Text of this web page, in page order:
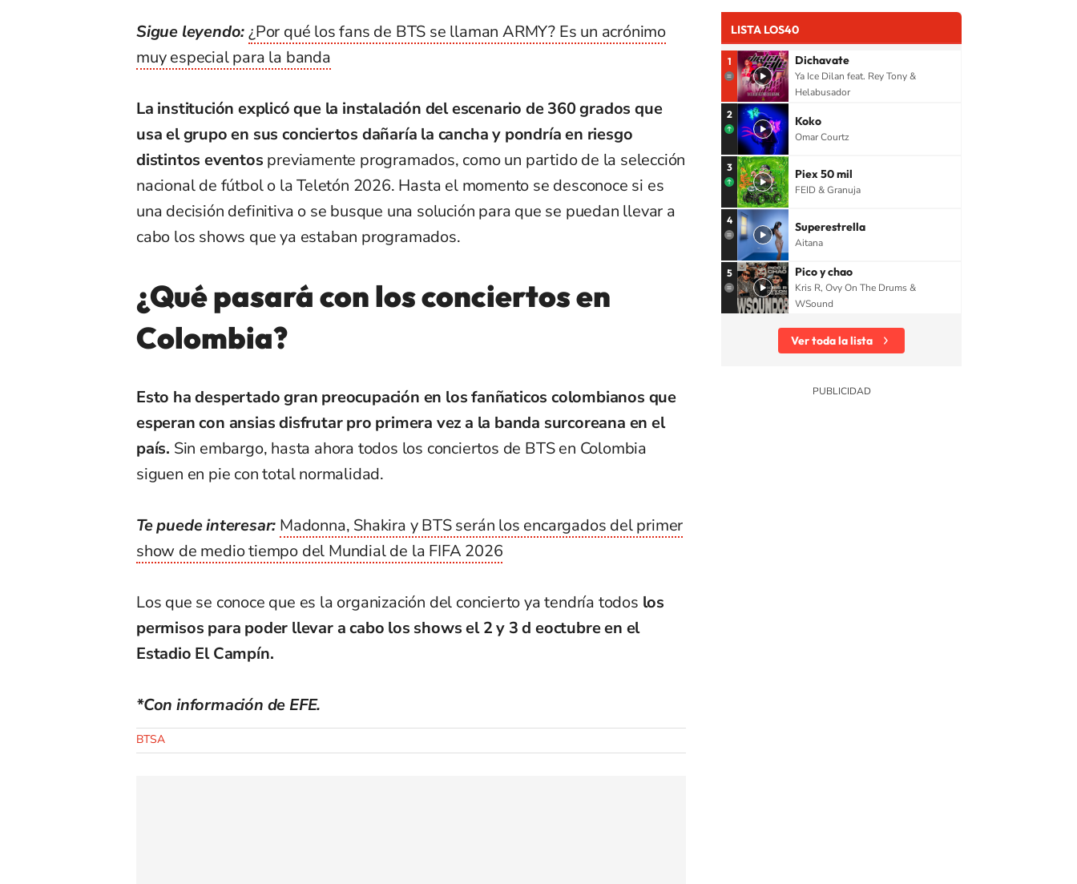
Sigue leyendo:¿Por qué los fans de BTS se llaman ARMY? Es un acrónimo
muy especial para la banda
La institución explicó que la instalación del escenario de 360 grados que
usa el grupo en sus conciertos dañaría la cancha y pondría en riesgo
distintos eventos previamente programados, como un partido de la selección
nacional de fútbol o la Teletón 2026. Hasta el momento se desconoce si es
una decisión definitiva o se busque una solución para que se puedan llevar a
cabo los shows que ya estaban programados.
¿Qué pasará con los conciertos en
Colombia?
Esto ha despertado gran preocupación en los fanñaticos colombianos que
esperan con ansias disfrutar pro primera vez a la banda surcoreana en el
país. Sin embargo, hasta ahora todos los conciertos de BTS en Colombia
siguen en pie con total normalidad.
Te puede interesar: Madonna, Shakira y BTS serán los encargados del primer
show de medio tiempo del Mundial de la FIFA 2026
Los que se conoce que es la organización del concierto ya tendría todos los
permisos para poder llevar a cabo los shows el 2 y 3 d eoctubre en el
Estadio El Campín.
*Con información de EFE.
BTSA
LISTA LOS40
1 Dichavate
Ya Ice Dilan feat. Rey Tony &
Helabusador
2 Koko
Omar Courtz
3 Piex 50 mil
FEID & Granuja
4 Superestrella
Aitana
5 Pico y chao
Kris R, Ovy On The Drums &
WSound
Ver toda la lista